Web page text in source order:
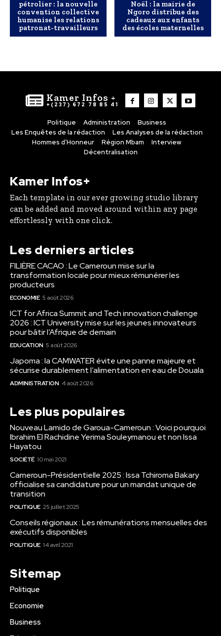
pétrolier : la nouvelle
convention collective
humanise les relations
patronat-travailleurs
Noël : la mairie de
Ngoro distribue des
cadeaux aux enfants
des écoles maternelles
Kamer Infos +
+(237) 672 78 85 41
Politique Administration
Business
Les Enquêtes de la rédaction
Les Analyses de la rédaction
Hommes d’Honneur
Région Mbam
Interview
Décentralisation
Kamer Infos+
Each template in our ever growing studio library
can be added and moved around within any page
effortlessly with one click.
Les derniers articles
FILIÈRE CACAO : Le Cameroun mise sur la
transformation locale pour mieux rémunérer les
producteurs
ECONOMIE 5 août 2026
ICT for Africa Summit and Tech innovation challenge
2026 : ICT University mise sur les jeunes innovateurs
pour bâtir l’Afrique de demain
EDUCATION 5 août 2026
Japoma : la CAMWATER évite une panne majeure et
sécurise durablement l’alimentation en eau de Douala
ADMINISTRATION 4 août 2026
Les plus populaires
Nouveau Lamido de Garoua-Cameroun : Voici pourquoi
Ibrahim El Rachidine Yerima Souleymanou et non Issa
Hayatou
SOCIÉTÉ 10 mai 2021
Cameroun-Présidentielle 2025 : Issa Tchiroma Bakary
officialise sa candidature pour un mandat unique de
transition
POLITIQUE 25 juillet 2025
Conseils régionaux : Les rémunérations mensuelles des
exécutifs disponibles
POLITIQUE 14 avril 2021
Sitemap
Politique
Economie
Business